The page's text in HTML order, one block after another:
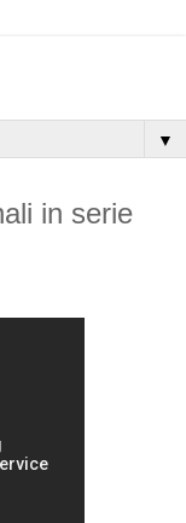
▼
in serie